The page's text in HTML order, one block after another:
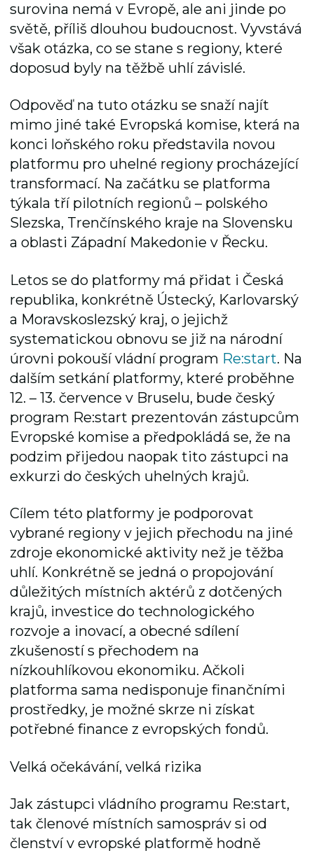
surovina nemá v Evropě, ale ani jinde po
světě, příliš dlouhou budoucnost. Vyvstává
však otázka, co se stane s regiony, které
doposud byly na těžbě uhlí závislé.
Odpověď na tuto otázku se snaží najít
mimo jiné také Evropská komise, která na
konci loňského roku představila novou
platformu pro uhelné regiony procházející
transformací. Na začátku se platforma
týkala tří pilotních regionů – polského
Slezska, Trenčínského kraje na Slovensku
a oblasti Západní Makedonie v Řecku.
Letos se do platformy má přidat i Česká
republika, konkrétně Ústecký, Karlovarský
a Moravskoslezský kraj, o jejichž
systematickou obnovu se již na národní
úrovni pokouší vládní program Re:start. Na
dalším setkání platformy, které proběhne
12. – 13. července v Bruselu, bude český
program Re:start prezentován zástupcům
Evropské komise a předpokládá se, že na
podzim přijedou naopak tito zástupci na
exkurzi do českých uhelných krajů.
Cílem této platformy je podporovat
vybrané regiony v jejich přechodu na jiné
zdroje ekonomické aktivity než je těžba
uhlí. Konkrétně se jedná o propojování
důležitých místních aktérů z dotčených
krajů, investice do technologického
rozvoje a inovací, a obecné sdílení
zkušeností s přechodem na
nízkouhlíkovou ekonomiku. Ačkoli
platforma sama nedisponuje finančními
prostředky, je možné skrze ni získat
potřebné finance z evropských fondů.
Velká očekávání, velká rizika
Jak zástupci vládního programu Re:start,
tak členové místních samospráv si od
členství v evropské platformě hodně